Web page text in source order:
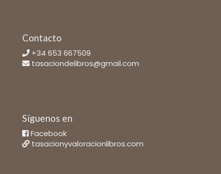
Contacto
+34 653 667509
tasaciondelibros@gmail.com
Síguenos en
Facebook
tasacionyvaloracionlibros.com